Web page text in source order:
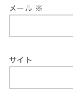
メール ※
サイト